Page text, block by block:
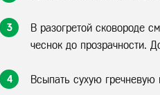
3
В разогретой сковороде
чеснок до прозрачности.
4 Всыпать сухую гречневую